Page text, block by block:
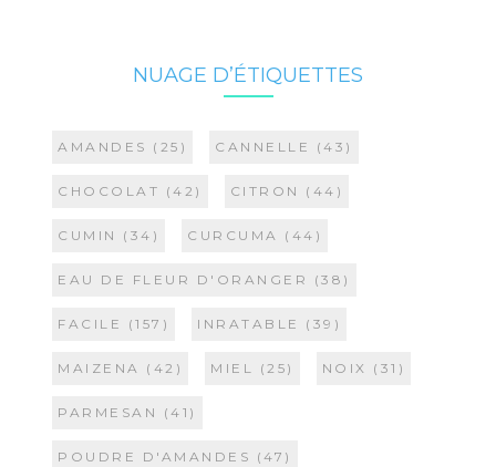
NUAGE D’ÉTIQUETTES
AMANDES (25) CANNELLE (43)
CHOCOLAT (42) CITRON (44)
CUMIN (34) CURCUMA (44)
EAU DE FLEUR D'ORANGER (38)
FACILE (157) INRATABLE (39)
MAIZENA (42) MIEL (25) NOIX (31)
PARMESAN (41)
POUDRE D'AMANDES (47)